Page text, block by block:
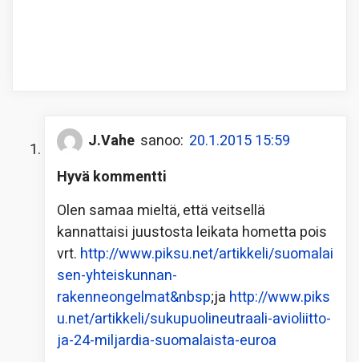
J.Vahe sanoo: 20.1.2015 15:59
Hyvä kommentti
Olen samaa mieltä, että veitsellä
kannattaisi juustosta leikata hometta pois
vrt. http://www.piksu.net/artikkeli/suomalai
sen-yhteiskunnan-
rakenneongelmat&nbsp;ja http://www.piks
u.net/artikkeli/sukupuolineutraali-avioliitto-
ja-24-miljardia-suomalaista-euroa